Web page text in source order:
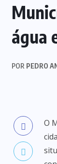
água
POR PEDRO
O